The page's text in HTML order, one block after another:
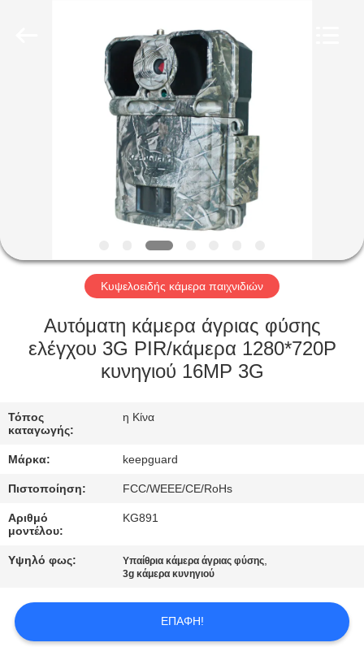
ΠΡΟΪΌΝΤΑ
ΣΧΕΤΙΚΆ
ΜΕ
ΕΠΙΣΚΕΨΉ
ΕΡΓΟΣΤΑΣΊΟΥ
ΈΛΕΓΧΟΣ
ΠΟΙΌΤΗΤΑΣ
ΕΠΙΚΟΙΝΩΝΉΣΤΕ
ΜΑΖΊ
ΜΑΣ
ΕΙΔΉΣΕΙΣ
Κυψελοειδής κάμερα παιχνιδιών
Αυτόματη κάμερα άγριας φύσης
ελέγχου 3G PIR/κάμερα 1280*720P
κυνηγιού 16MP 3G
Τόπος
καταγωγής:
η Κίνα
Μάρκα: keepguard
Πιστοποίηση: FCC/WEEE/CE/RoHs
Αριθμό
μοντέλου:
KG891
Υψηλό φως: Υπαίθρια κάμερα άγριας φύσης,
3g κάμερα κυνηγιού
ΕΠΑΦΉ!